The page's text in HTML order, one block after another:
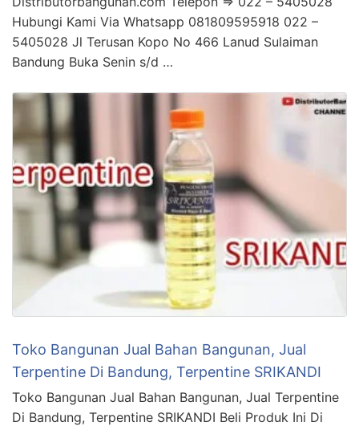
Hubungi Kami Via Whatsapp 081809595918 022 –
5405028 Jl Terusan Kopo No 466 Lanud Sulaiman
Bandung Buka Senin s/d …
Toko Bangunan Jual Bahan Bangunan, Jual
Terpentine Di Bandung, Terpentine SRIKANDI
Toko Bangunan Jual Bahan Bangunan, Jual Terpentine
Di Bandung, Terpentine SRIKANDI Beli Produk Ini Di